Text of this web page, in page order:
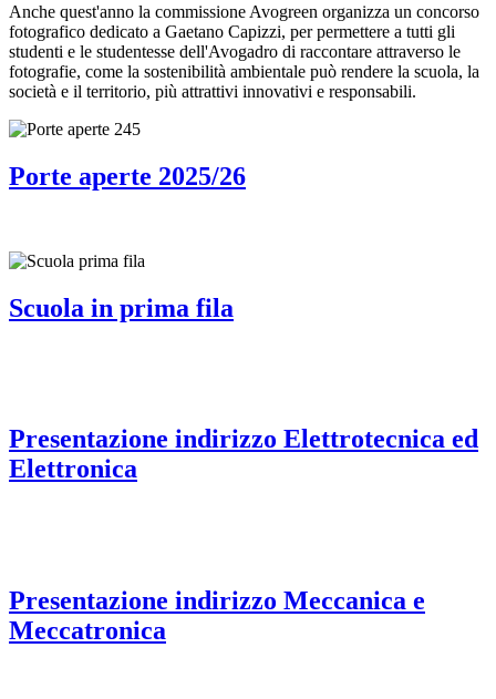
Anche quest'anno la commissione Avogreen organizza un concorso
fotografico dedicato a Gaetano Capizzi, per permettere a tutti gli
studenti e le studentesse dell'Avogadro di raccontare attraverso le
fotografie, come la sostenibilità ambientale può rendere la scuola, la
società e il territorio, più attrattivi innovativi e responsabili.
Porte aperte 2025/26
Scuola in prima fila
Presentazione indirizzo Elettrotecnica ed
Elettronica
Presentazione indirizzo Meccanica e
Meccatronica